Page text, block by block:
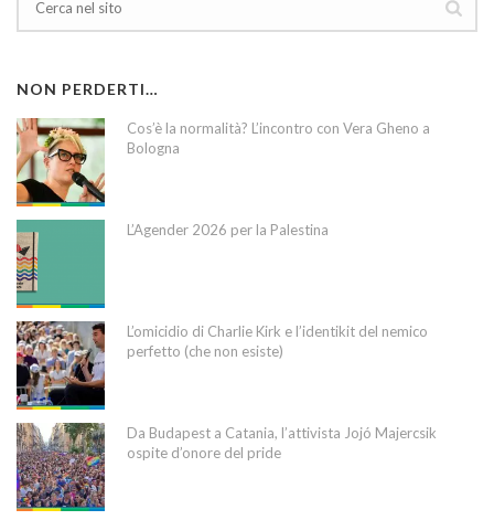
NON PERDERTI…
Cos’è la normalità? L’incontro con Vera Gheno a
Bologna
L’Agender 2026 per la Palestina
L’omicidio di Charlie Kirk e l’identikit del nemico
perfetto (che non esiste)
Da Budapest a Catania, l’attivista Jojó Majercsik
ospite d’onore del pride